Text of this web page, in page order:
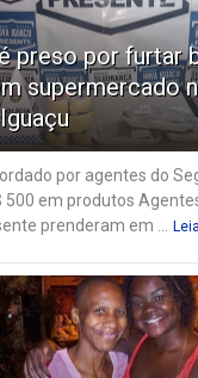
preso por furtar
supermercado
por agentes do
500 em produtos
prenderam em ...